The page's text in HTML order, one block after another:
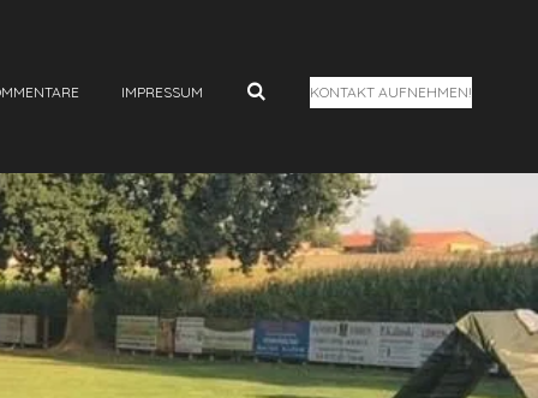
IMPRESSUM KONTAKT AUFNEHMEN!